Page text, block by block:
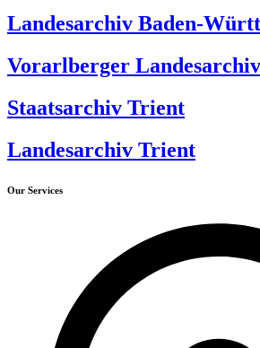
Landesarchiv Baden-
Vorarlberger Landesarchiv
Staatsarchiv Trient
Landesarchiv Trient
Our Services